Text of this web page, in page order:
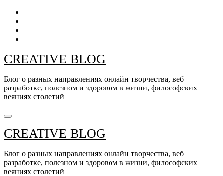
Перейти
содержанию
CREATIVE BLOG
Блог о разных направлениях онлайн творчества, веб
разработке, полезном и здоровом в жизни, философских
веяниях столетий
CREATIVE BLOG
Блог о разных направлениях онлайн творчества, веб
разработке, полезном и здоровом в жизни, философских
веяниях столетий